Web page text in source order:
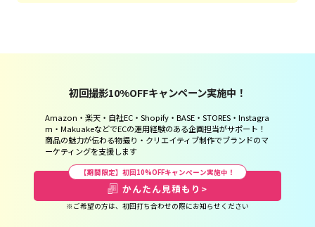
初回撮影10%OFFキャンペーン実施中！
Amazon・楽天・自社EC・Shopify・BASE・STORES・Instagra
m・MakuakeなどでECの運用経験のある企画担当がサポート！
商品の魅力が伝わる物撮り・クリエイティブ制作でブランドのマ
ーケティングを支援します
【期間限定】初回10%OFFキャンペーン実施中！
かんたん見積もり >
※ご希望の方は、初回打ち合わせの際にお知らせください